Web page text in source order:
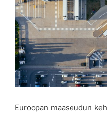
Euroopan maaseudun